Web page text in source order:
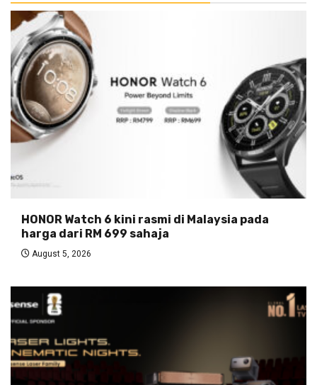
HONOR Watch 6 kini rasmi di Malaysia pada
harga dari RM 699 sahaja
August 5, 2026